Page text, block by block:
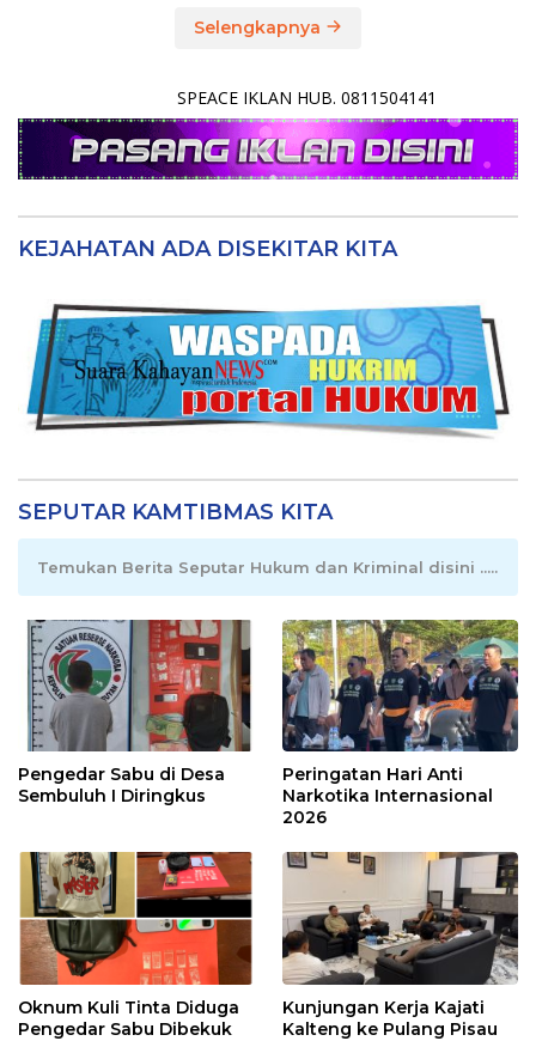
Selengkapnya
SPEACE IKLAN HUB. 0811504141
KEJAHATAN ADA DISEKITAR KITA
SEPUTAR KAMTIBMAS KITA
Temukan Berita Seputar Hukum dan Kriminal disini .....
Pengedar Sabu di Desa
Sembuluh I Diringkus
Peringatan Hari Anti
Narkotika Internasional
2026
Oknum Kuli Tinta Diduga
Pengedar Sabu Dibekuk
Kunjungan Kerja Kajati
Kalteng ke Pulang Pisau